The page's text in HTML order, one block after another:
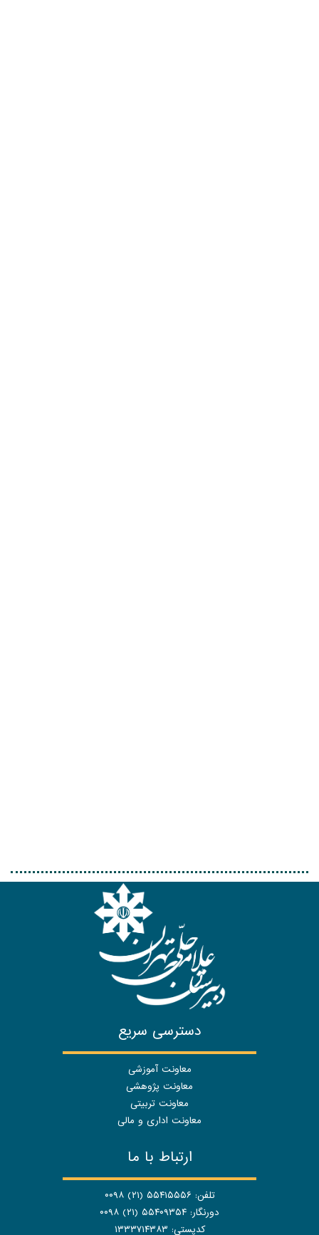
دسترسی سریع
معاونت آموزشی
معاونت پژوهشی
معاونت تربیتی
معاونت اداری و مالی
ارتباط با ما
تلفن: ۵۵۴۱۵۵۵۶ (۲۱) ۰۰۹۸
دورنگار: ۵۵۴۰۹۳۵۴ (۲۱) ۰۰۹۸
کدپستی: ۱۳۳۳۷۱۴۳۸۳